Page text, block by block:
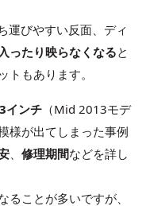
運びやすい反面、ディ
ったり映らなくなると
もあります。
インチ （Mid 2013モデ
様が出てしまった事例
、 修理期間などを詳し
ことが多いですが、